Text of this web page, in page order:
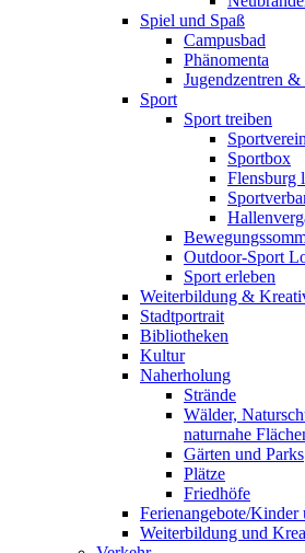
Spiel und Spaß
Campusbad
Phänomenta
Jugendzentren
Sport
Sport treiben
Sportbox
Flensburg
Outdoor-Sport
Sport erleben
Weiterbildung &
Stadtportrait
Bibliotheken
Kultur
Naherholung
Strände
Wälder,
naturnahe
Gärten und Parks
Plätze
Friedhöfe
Ferienangebote/Kinder
Weiterbildung und